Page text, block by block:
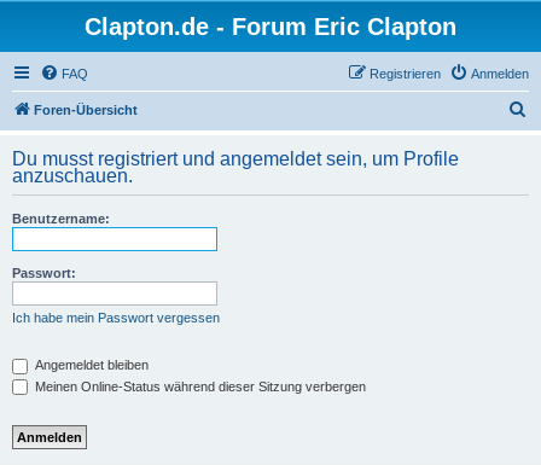
Clapton.de - Forum Eric Clapton
FAQ Anmelden
Registrieren
Foren-Übersicht
h
Du musst registriert und angemeldet sein, um Profile
anzuschauen.
Benutzername:
Passwort:
Ich habe mein Passwort vergessen
Angemeldet bleiben
Meinen Online-Status während dieser Sitzung verbergen